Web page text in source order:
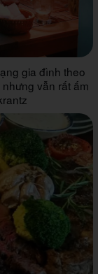
gia đình theo
vẫn rất ấm